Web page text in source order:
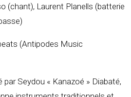
(chant), Laurent Planells (batterie
(Antipodes Music
par Seydou « Kanazoé » Diabaté,